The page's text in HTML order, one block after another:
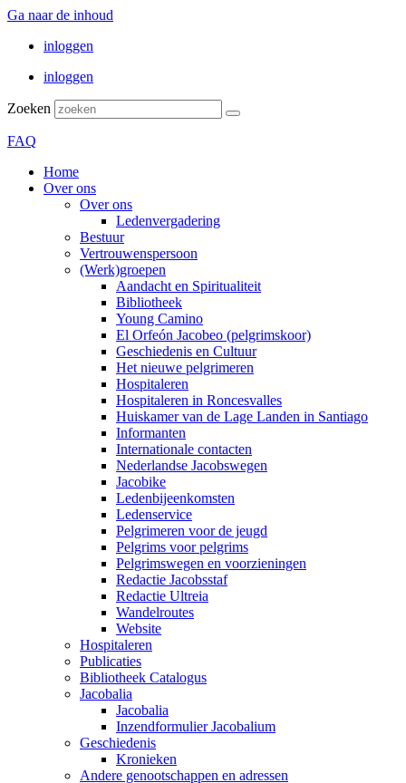
Ga naar de inhoud
inloggen
inloggen
Zoeken
FAQ
Home
Over ons
Over ons
Ledenvergadering
Bestuur
Vertrouwenspersoon
(Werk)groepen
Aandacht en Spiritualiteit
Bibliotheek
Young Camino
El Orfeón Jacobeo (pelgrimskoor)
Geschiedenis en Cultuur
Het nieuwe pelgrimeren
Hospitaleren
Hospitaleren in Roncesvalles
Huiskamer van de Lage Landen in Santiago
Informanten
Internationale contacten
Nederlandse Jacobswegen
Jacobike
Ledenbijeenkomsten
Ledenservice
Pelgrimeren voor de jeugd
Pelgrims voor pelgrims
Pelgrimswegen en voorzieningen
Redactie Jacobsstaf
Redactie Ultreia
Wandelroutes
Website
Hospitaleren
Publicaties
Bibliotheek Catalogus
Jacobalia
Jacobalia
Inzendformulier Jacobalium
Geschiedenis
Kronieken
Andere genootschappen en adressen